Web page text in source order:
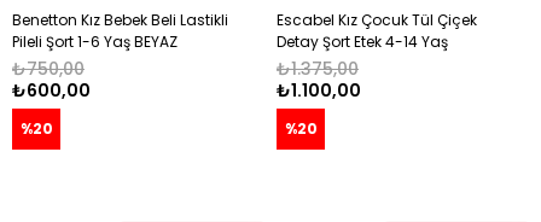
Benetton Kız Bebek Beli Lastikli
Pileli Şort 1-6 Yaş BEYAZ
₺600,00
₺750,00
%20
Escabel Kız Çocuk Tül Çiçek
Detay Şort Etek 4-14 Yaş
BEYAZ
₺1.100,00
₺1.375,00
%20